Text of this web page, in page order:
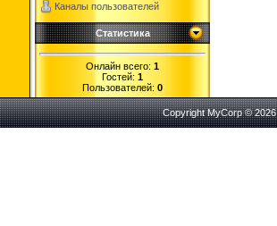
Каналы пользователей
Статистика
Онлайн всего: 1
Гостей: 1
Пользователей: 0
Copyright MyCorp © 2026